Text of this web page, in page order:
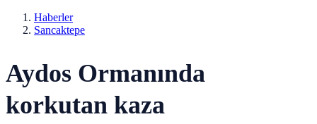
Haberler
Sancaktepe
Aydos Ormanında
korkutan kaza